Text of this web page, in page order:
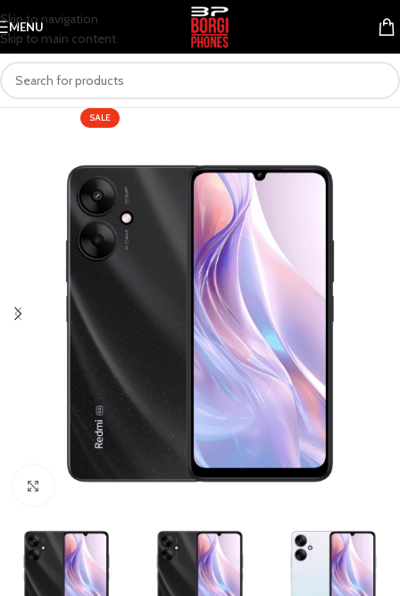
Skip to navigation
Skip to main content
MENU
SALE
Click to enlarge